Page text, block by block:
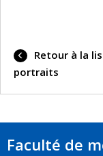
Retour à la
portraits
Faculté de